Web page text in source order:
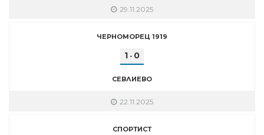
29.11.2025
ЧЕРНОМОРЕЦ 1919
1 - 0
СЕВЛИЕВО
22.11.2025
СПОРТИСТ